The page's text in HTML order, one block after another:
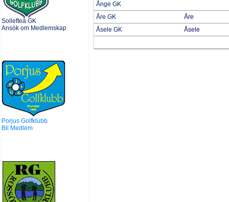
Sollefteå GK
Ansök om Medlemskap
Porjus Golfklubb
Bli Medlem
Ånge GK
Åre GK
Åre
Åsele GK
Åsele